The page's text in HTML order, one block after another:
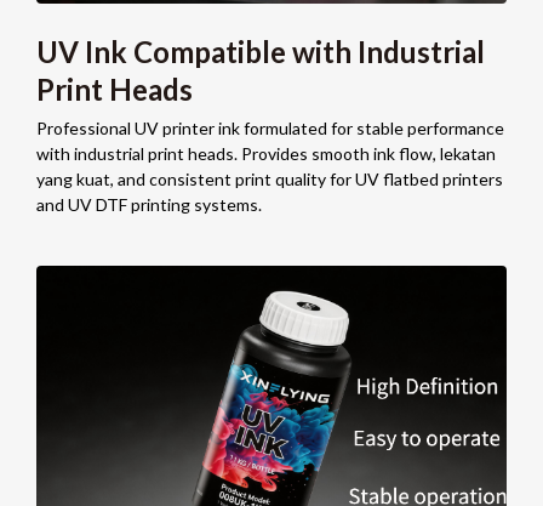
UV Ink Compatible with Industrial
Print Heads
Professional UV printer ink formulated for stable performance
with industrial print heads. Provides smooth ink flow, lekatan
yang kuat, and consistent print quality for UV flatbed printers
and UV DTF printing systems.